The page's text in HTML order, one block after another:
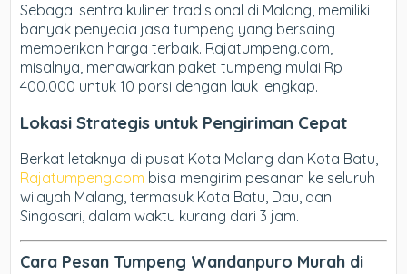
Sebagai sentra kuliner tradisional di Malang, memiliki
banyak penyedia jasa tumpeng yang bersaing
memberikan harga terbaik. Rajatumpeng.com,
misalnya, menawarkan paket tumpeng mulai Rp
400.000 untuk 10 porsi dengan lauk lengkap.
Lokasi Strategis untuk Pengiriman Cepat
Berkat letaknya di pusat Kota Malang dan Kota Batu,
Rajatumpeng.com bisa mengirim pesanan ke seluruh
wilayah Malang, termasuk Kota Batu, Dau, dan
Singosari, dalam waktu kurang dari 3 jam.
Cara Pesan Tumpeng Wandanpuro Murah di